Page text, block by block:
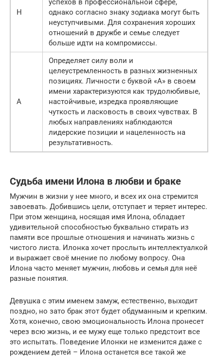
Н
однако согласно знаку зодиака могут быть
неуступчивыми. Для сохранения хороших
отношений в дружбе и семье следует
больше идти на компромиссы.
А
Определяет силу воли и
целеустремленность в разных жизненных
позициях. Личности с буквой «А» в своем
имени характеризуются как трудолюбивые,
настойчивые, изредка проявляющие
чуткость и ласковость в своих чувствах. В
любых направлениях наблюдаются
лидерские позиции и нацеленность на
результативность.
Судьба имени Илона в любви и браке
Мужчин в жизни у нее много, и всех их она стремится
завоевать. Добившись цели, отступает и теряет интерес.
При этом женщина, носящая имя Илона, обладает
удивительной способностью буквально стирать из
памяти все прошлые отношения и начинать жизнь с
чистого листа. Илонка хочет прослыть интеллектуалкой
и выражает своё мнение по любому вопросу. Она
Илона часто меняет мужчин, любовь и семья для неё
разные понятия.
Девушка с этим именем замуж, естественно, выходит
поздно, но зато брак этот будет обдуманным и крепким.
Хотя, конечно, свою эмоциональность Илона пронесет
через всю жизнь, и ее мужу еще только предстоит все
это испытать. Поведение Илонки не изменится даже с
рождением детей – Илона останется все такой же